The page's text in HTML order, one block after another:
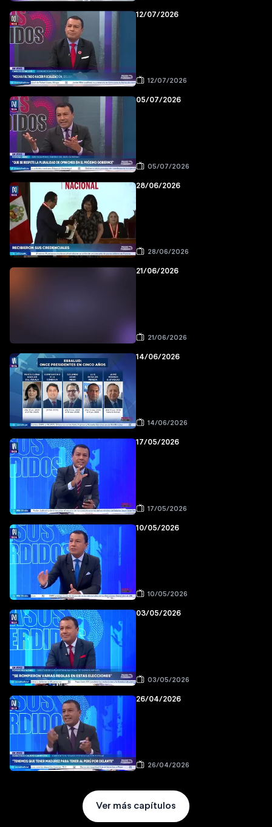
12/07/2026
12/07/2026
05/07/2026
05/07/2026
28/06/2026
28/06/2026
21/06/2026
21/06/2026
14/06/2026
14/06/2026
17/05/2026
17/05/2026
10/05/2026
10/05/2026
03/05/2026
03/05/2026
26/04/2026
26/04/2026
Ver más capítulos